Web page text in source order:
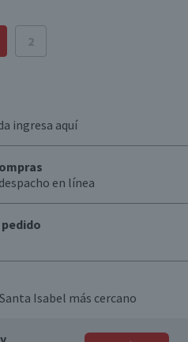
2
ingresa aquí
en línea
Isabel más cercano